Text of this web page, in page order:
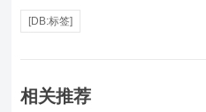
[DB:标签]
相关推荐